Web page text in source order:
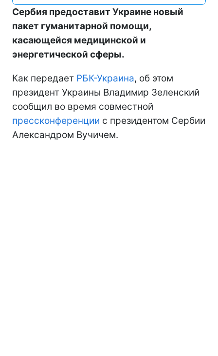
Сербия предоставит Украине новый
пакет гуманитарной помощи,
касающейся медицинской и
энергетической сферы.
Как передает РБК-Украина, об этом
президент Украины Владимир Зеленский
сообщил во время совместной
прессконференции с президентом Сербии
Александром Вучичем.